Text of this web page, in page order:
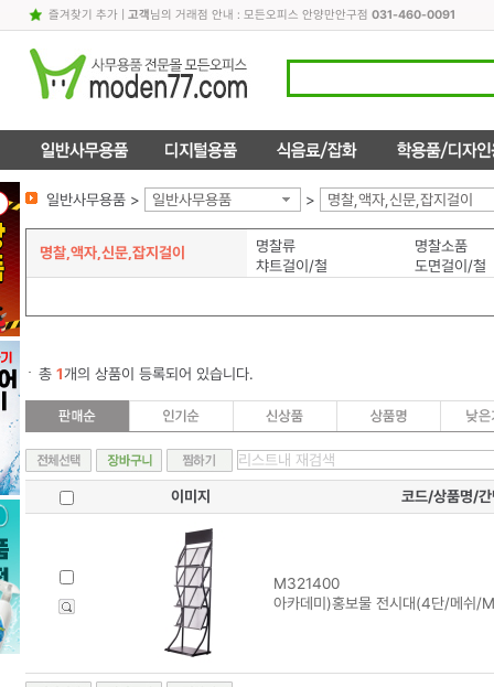
즐겨찾기 추가| 고객님의 거래점 안내 : 모든오피스 안양만안구점 031-460-0091
일반사무용품 > 일반사무용품 > 명찰,액자,신문,잡지걸이
명찰,액자,신문,잡지걸이 명찰류
명찰소품
챠트걸이/철
도면걸이/철
총 1개의 상품이 등록되어 있습니다.
이미지 코드/상품명/간
M321400
아카데미)홍보물 전시대(4단/메쉬/